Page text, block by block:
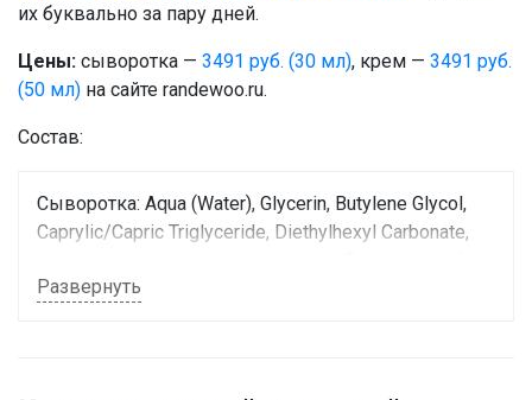
их буквально за пару дней.
Цены: сыворотка — 3491 руб. (30 мл), крем — 3491 руб.
(50 мл) на сайте randewoo.ru.
Состав:
Сыворотка: Aqua (Water), Glycerin, Butylene Glycol,
Caprylic/Capric Triglyceride, Diethylhexyl Carbonate,
Distearate, Nylon-6/12, Lactococcus Ferment Lysate,
Развернуть